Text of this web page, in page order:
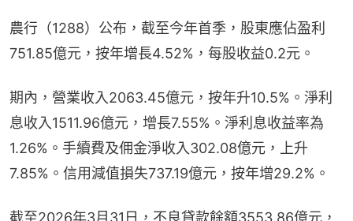
農行（1288）公布，截至今年首季，股東應佔盈利
751.85億元，按年增長4.52%，每股收益0.2元。
期內，營業收入2063.45億元，按年升10.5%。淨利
息收入1511.96億元，增長7.55%。淨利息收益率為
1.26%。手續費及佣金淨收入302.08億元，上升
7.85%。信用減值損失737.19億元，按年增29.2%。
截至2026年3月31日，不良貸款餘額3553.86億元，